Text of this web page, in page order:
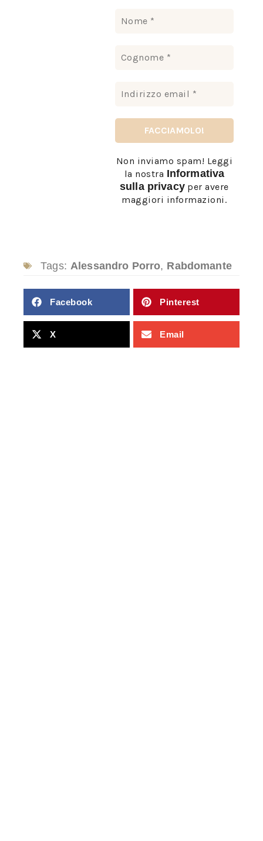
Non inviamo spam! Leggi
la nostra Informativa
sulla privacyper avere
maggiori informazioni.
Tags: Alessandro Porro, Rabdomante
Facebook Pinterest
X Email